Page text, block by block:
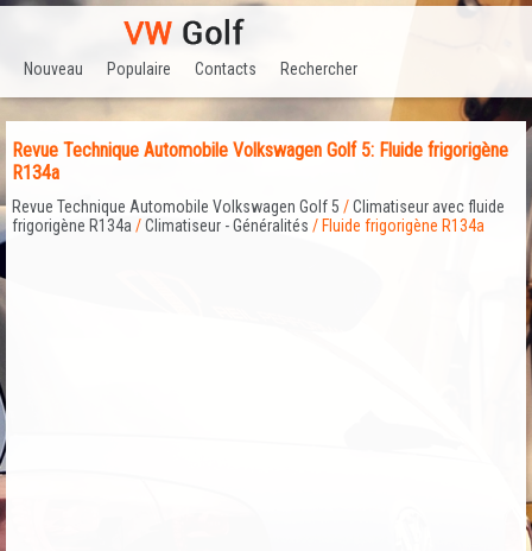
Nouveau Populaire Contacts Rechercher
Revue Technique Automobile Volkswagen Golf 5: Fluide frigorigène
R134a
Revue Technique Automobile Volkswagen Golf 5 /Climatiseur avec fluide
frigorigène R134a /Climatiseur - Généralités / Fluide frigorigène R134a